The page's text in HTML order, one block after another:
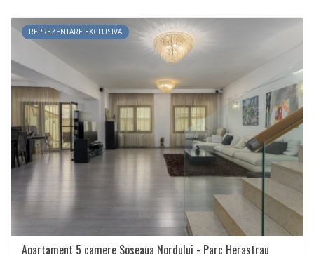
REPREZENTARE EXCLUSIVA
Apartament 5 camere Soseaua Nordului - Parc Herastrau